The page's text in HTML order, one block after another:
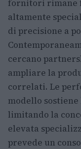
fornitori rimane
altamente
di precisione a
cercano
ampliare la
correlati. Le
modello
limitando la
elevata
prevede un